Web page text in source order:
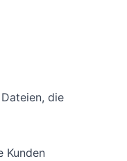
die
Kunden